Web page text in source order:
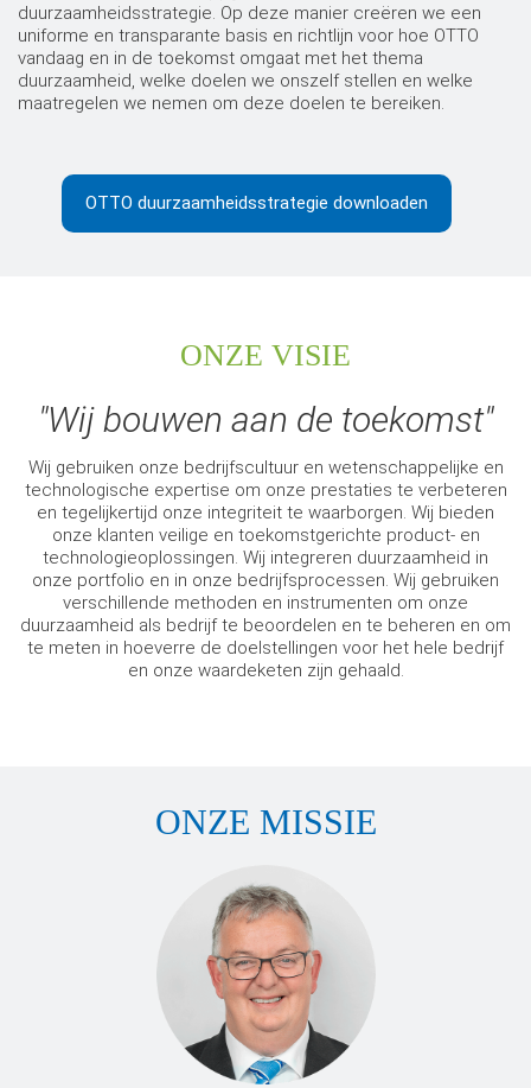
duurzaamheidsstrategie. Op deze manier creëren we een
uniforme en transparante basis en richtlijn voor hoe OTTO
vandaag en in de toekomst omgaat met het thema
duurzaamheid, welke doelen we onszelf stellen en welke
maatregelen we nemen om deze doelen te bereiken.
OTTO duurzaamheidsstrategie downloaden
ONZE VISIE
"Wij bouwen aan de toekomst"
Wij gebruiken onze bedrijfscultuur en wetenschappelijke en
technologische expertise om onze prestaties te verbeteren
en tegelijkertijd onze integriteit te waarborgen. Wij bieden
onze klanten veilige en toekomstgerichte product- en
technologieoplossingen. Wij integreren duurzaamheid in
onze portfolio en in onze bedrijfsprocessen. Wij gebruiken
verschillende methoden en instrumenten om onze
duurzaamheid als bedrijf te beoordelen en te beheren en om
te meten in hoeverre de doelstellingen voor het hele bedrijf
en onze waardeketen zijn gehaald.
ONZE MISSIE